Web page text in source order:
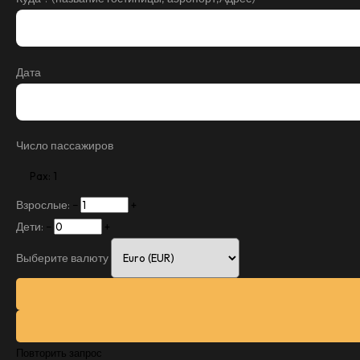
Дата
Число пассажиров
Pax: 1
Взрослые: − +
Дети: − +
Выберите валюту
Повторить запрос